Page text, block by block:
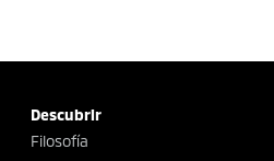
Descubrir
Filosofía